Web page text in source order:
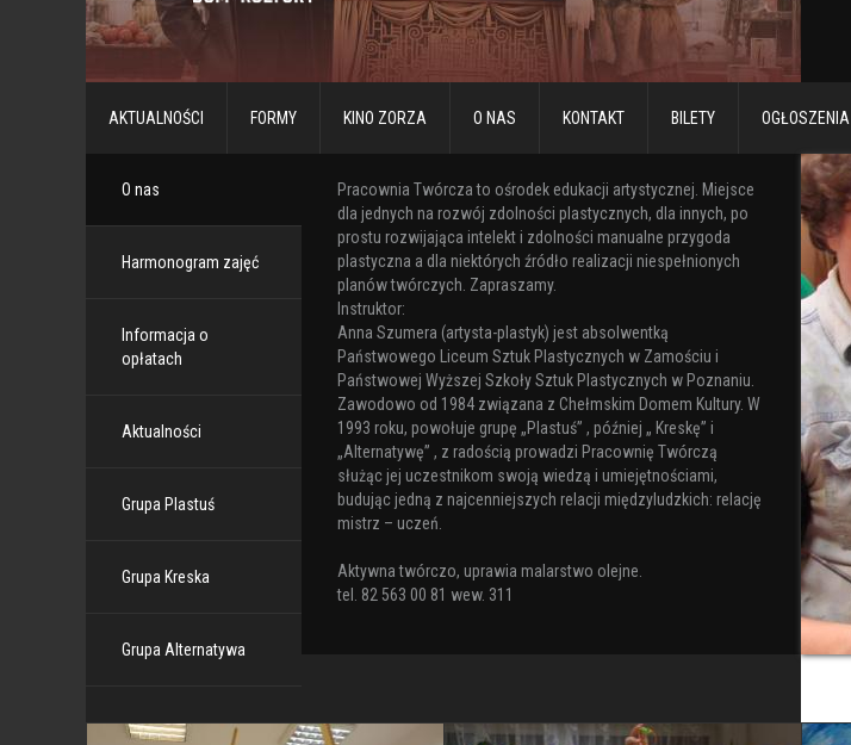
AKTUALNOŚCI FORMY KINO ZORZA O NAS KONTAKT BILETY OGŁOSZENIA
O nas
Harmonogram zajęć
Informacja o
opłatach
Aktualności
Grupa Plastuś
Grupa Kreska
Grupa Alternatywa
Pracownia Twórcza to ośrodek edukacji artystycznej. Miejsce
dla jednych na rozwój zdolności plastycznych, dla innych, po
prostu rozwijająca intelekt i zdolności manualne przygoda
plastyczna a dla niektórych źródło realizacji niespełnionych
planów twórczych. Zapraszamy.
Instruktor:
Anna Szumera (artysta-plastyk) jest absolwentką
Państwowego Liceum Sztuk Plastycznych w Zamościu i
Państwowej Wyższej Szkoły Sztuk Plastycznych w Poznaniu.
Zawodowo od 1984 związana z Chełmskim Domem Kultury. W
1993 roku, powołuje grupę „Plastuś” , później „ Kreskę” i
„Alternatywę” , z radością prowadzi Pracownię Twórczą
służąc jej uczestnikom swoją wiedzą i umiejętnościami,
budując jedną z najcenniejszych relacji międzyludzkich: relację
mistrz – uczeń.
Aktywna twórczo, uprawia malarstwo olejne.
tel. 82 563 00 81 wew. 311